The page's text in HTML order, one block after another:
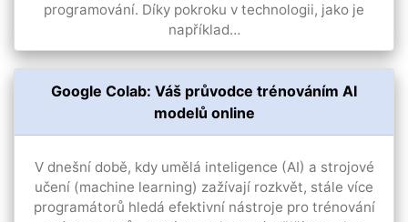
programování. Díky pokroku v technologii, jako je
například…
Google Colab: Váš průvodce trénováním AI
modelů online
V dnešní době, kdy umělá inteligence (AI) a strojové
učení (machine learning) zažívají rozkvět, stále více
programátorů hledá efektivní nástroje pro trénování